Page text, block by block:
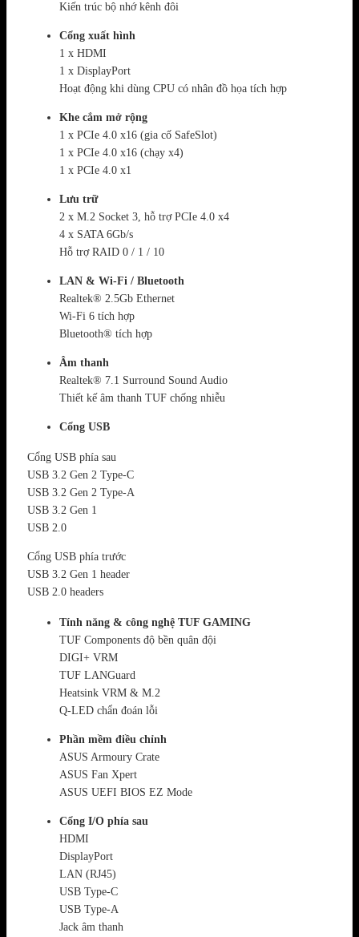
Kiến trúc bộ nhớ kênh đôi
Cổng xuất hình
1 x HDMI
1 x DisplayPort
Hoạt động khi dùng CPU có nhân đồ họa tích hợp
Khe cắm mở rộng
1 x PCIe 4.0 x16 (gia cố SafeSlot)
1 x PCIe 4.0 x16 (chạy x4)
1 x PCIe 4.0 x1
Lưu trữ
2 x M.2 Socket 3, hỗ trợ PCIe 4.0 x4
4 x SATA 6Gb/s
Hỗ trợ RAID 0 / 1 / 10
LAN & Wi-Fi / Bluetooth
Realtek® 2.5Gb Ethernet
Wi-Fi 6 tích hợp
Bluetooth® tích hợp
Âm thanh
Realtek® 7.1 Surround Sound Audio
Thiết kế âm thanh TUF chống nhiễu
Cổng USB
Cổng USB phía sau
USB 3.2 Gen 2 Type-C
USB 3.2 Gen 2 Type-A
USB 3.2 Gen 1
USB 2.0
Cổng USB phía trước
USB 3.2 Gen 1 header
USB 2.0 headers
Tính năng & công nghệ TUF GAMING
TUF Components độ bền quân đội
DIGI+ VRM
TUF LANGuard
Heatsink VRM & M.2
Q-LED chẩn đoán lỗi
Phần mềm điều chỉnh
ASUS Armoury Crate
ASUS Fan Xpert
ASUS UEFI BIOS EZ Mode
Cổng I/O phía sau
HDMI
DisplayPort
LAN (RJ45)
USB Type-C
USB Type-A
Jack âm thanh